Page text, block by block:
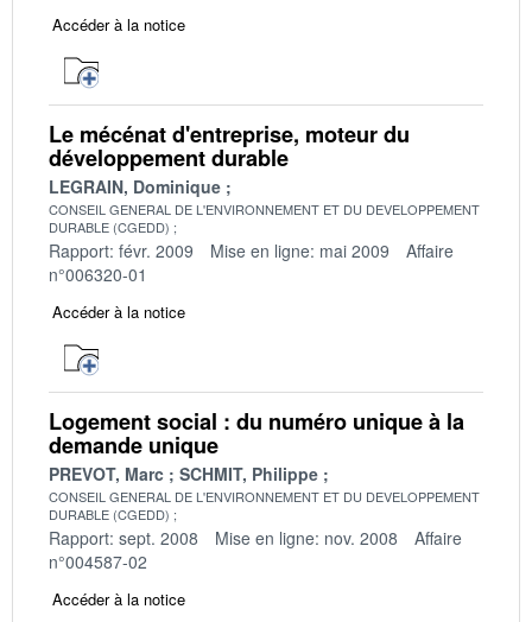
Accéder à la notice
Le mécénat d'entreprise, moteur du
développement durable
LEGRAIN, Dominique
CONSEIL GENERAL DE L'ENVIRONNEMENT ET DU DEVELOPPEMENT
DURABLE (CGEDD)
Rapport: févr. 2009 Mise en ligne: mai 2009
Affaire
n°006320-01
Accéder à la notice
Logement social : du numéro unique à la
demande unique
PREVOT, Marc SCHMIT, Philippe
CONSEIL GENERAL DE L'ENVIRONNEMENT ET DU DEVELOPPEMENT
DURABLE (CGEDD)
Rapport: sept. 2008 Mise en ligne: nov. 2008
Affaire
n°004587-02
Accéder à la notice